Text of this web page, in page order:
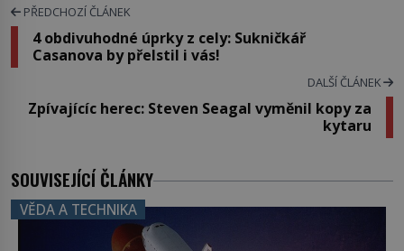
PŘEDCHOZÍ ČLÁNEK
4 obdivuhodné úprky z cely: Sukničkář
Casanova by přelstil i vás!
DALŠÍ ČLÁNEK
Zpívajícíc herec: Steven Seagal vyměnil kopy za
kytaru
SOUVISEJÍCÍ ČLÁNKY
VĚDA A TECHNIKA